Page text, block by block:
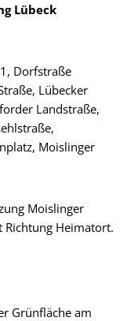
Lübeck
Dorfstraße
Lübecker
Landstraße,
Moislinger
Moislinger
Richtung Heimatort.
Grünfläche am